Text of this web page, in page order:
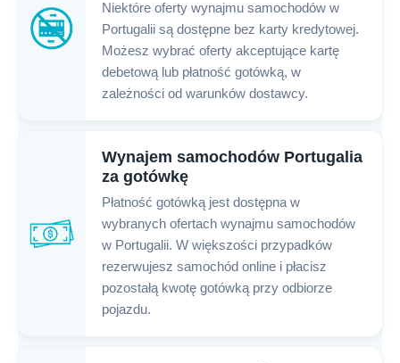
Niektóre oferty wynajmu samochodów w
Portugalii są dostępne bez karty kredytowej.
Możesz wybrać oferty akceptujące kartę
debetową lub płatność gotówką, w
zależności od warunków dostawcy.
Wynajem samochodów Portugalia
za gotówkę
Płatność gotówką jest dostępna w
wybranych ofertach wynajmu samochodów
w Portugalii. W większości przypadków
rezerwujesz samochód online i płacisz
pozostałą kwotę gotówką przy odbiorze
pojazdu.